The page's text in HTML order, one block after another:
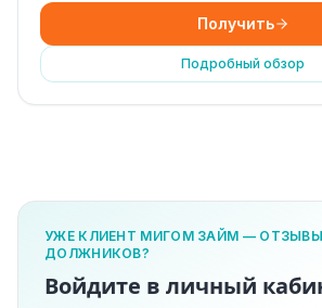
Получить
Подробный обзор
УЖЕ КЛИЕНТ МИГОМ ЗАЙМ —
ДОЛЖНИКОВ?
Войдите в личный